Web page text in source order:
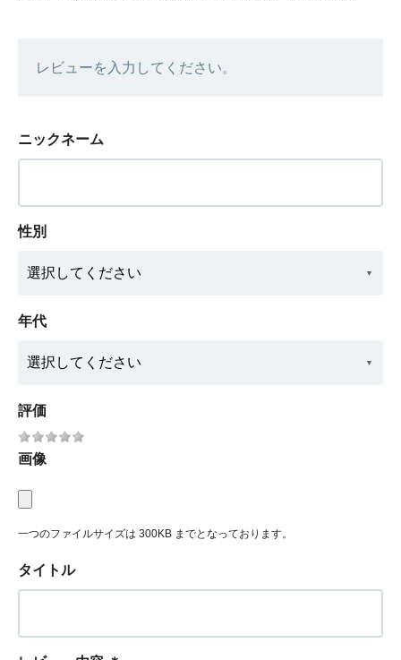
レビューを入力してください。
ニックネーム
性別
年代
評価
画像
一つのファイルサイズは 300KB までとなっております。
タイトル